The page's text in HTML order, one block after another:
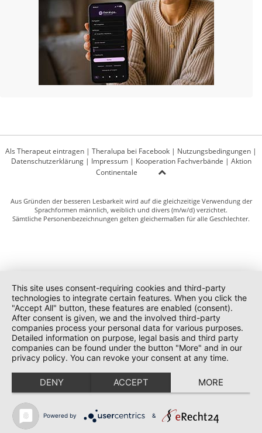
Als Therapeut eintragen | Theralupa bei Facebook | Nutzungsbedingungen |
Datenschutzerklärung| Impressum| Kooperation Fachverbände | Aktion
Continentale
Aus Gründen der besseren Lesbarkeit wird auf die gleichzeitige Verwendung der
Sprachformen männlich, weiblich und divers (m/w/d) verzichtet.
Sämtliche Personenbezeichnungen gelten gleichermaßen für alle Geschlechter.
This site uses consent-requiring cookies and third-party
technologies to integrate certain features. When you click the
"Accept All" button, these features are enabled (consent).
After consent is given, we and the involved third-party
companies process your personal data for various purposes.
Detailed information on purpose, legal basis and third party
companies can be found under the button "More" and in our
privacy policy. You can revoke your consent at any time.
DENY ACCEPT MORE
Powered by &